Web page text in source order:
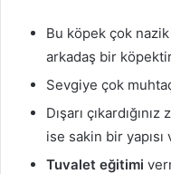
Bu köpek çok
arkadaş bir
Sevgiye çok
Dışarı
ise sakin bir yapısı
Tuvalet eğitimi